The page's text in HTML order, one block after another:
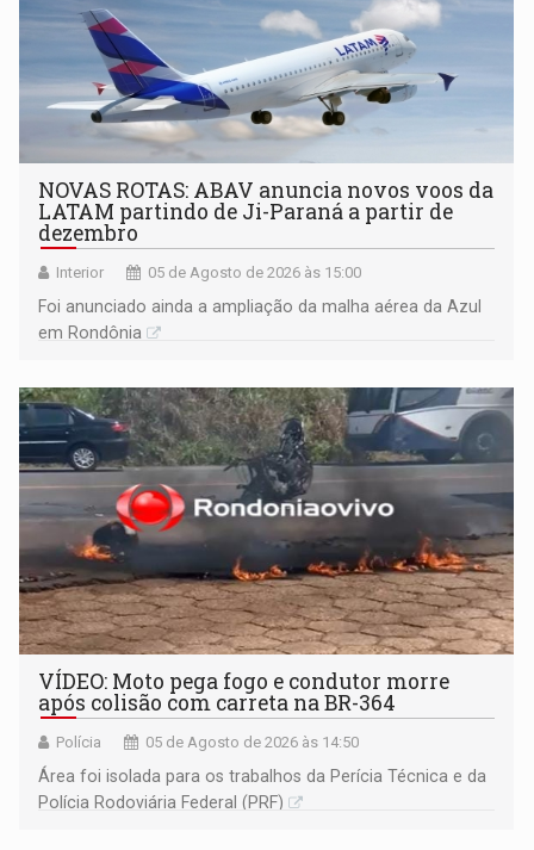
NOVAS ROTAS: ABAV anuncia novos voos da
LATAM partindo de Ji-Paraná a partir de
dezembro
Interior 05 de Agosto de 2026 às 15:00
Foi anunciado ainda a ampliação da malha aérea da Azul
em Rondônia
VÍDEO: Moto pega fogo e condutor morre
após colisão com carreta na BR-364
Polícia 05 de Agosto de 2026 às 14:50
Área foi isolada para os trabalhos da Perícia Técnica e da
Polícia Rodoviária Federal (PRF)